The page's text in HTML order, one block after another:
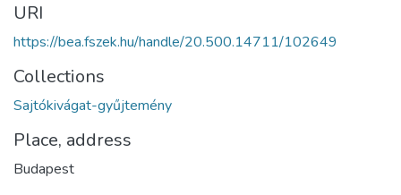
URI
https://bea.fszek.hu/handle/20.500.14711/102649
Collections
Sajtókivágat-gyűjtemény
Place, address
Budapest